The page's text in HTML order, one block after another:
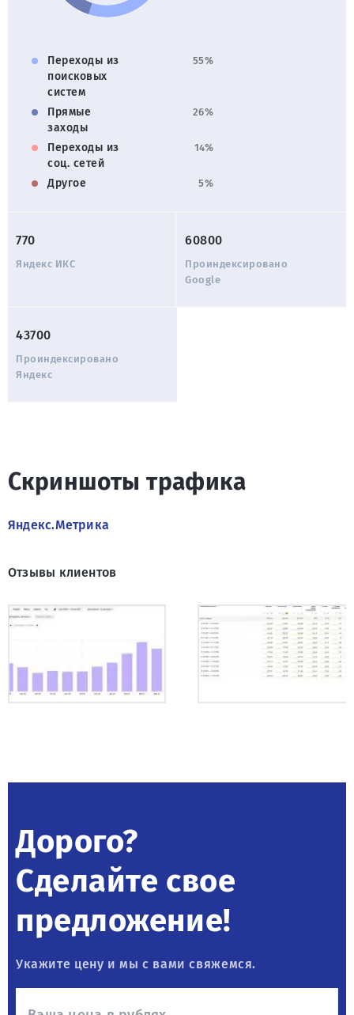
Переходы из
поисковых
систем
55%
Прямые
заходы
26%
Переходы из
соц. сетей
14%
Другое 5%
770
Яндекс ИКС
60800
Проиндексировано
Google
43700
Проиндексировано
Яндекс
Скриншоты трафика
Яндекс.Метрика
Отзывы клиентов
Дорого?
Сделайте свое
предложение!
Укажите цену и мы с вами свяжемся.